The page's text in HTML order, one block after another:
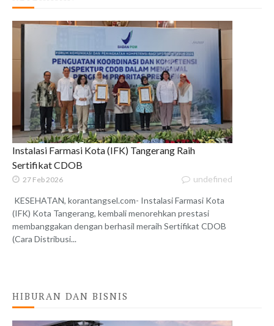
Instalasi Farmasi Kota (IFK) Tangerang Raih
Sertifikat CDOB
27 Feb 2026 undefined
KESEHATAN, korantangsel.com- Instalasi Farmasi Kota
(IFK) Kota Tangerang, kembali menorehkan prestasi
membanggakan dengan berhasil meraih Sertifikat CDOB
(Cara Distribusi...
HIBURAN DAN BISNIS